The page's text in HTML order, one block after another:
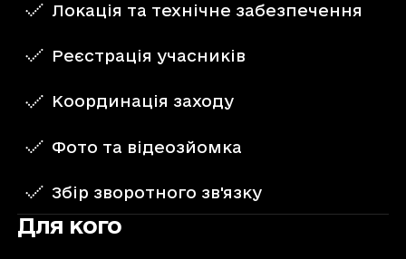
Локація та технічне забезпечення
Реєстрація учасників
Координація заходу
Фото та відеозйомка
Збір зворотного зв'язку
Для кого